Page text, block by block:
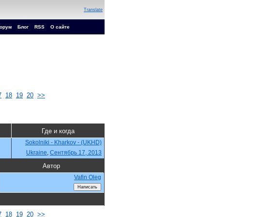
Translate
Блог RSS О сайте
18 19 20 >>
Где и когда
Sokolniki - Kharkov - (UKHD)
Ukraine, Сентябрь 17, 2013
Автор
Vafin Oleg
18 19 20 >>